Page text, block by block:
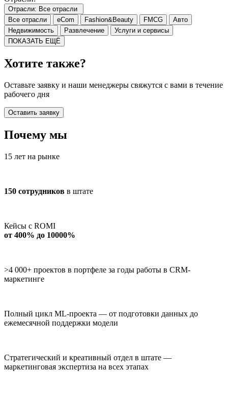
Отрасли: Все отрасли
Все отрасли
eCom Fashion&Beauty FMCG
Авто
Недвижимость
Развлечение
Услуги и сервисы
ПОКАЗАТЬ ЕЩЁ
Хотите также?
Оставьте заявку и наши менеджеры свяжутся с вами в течение
рабочего дня
Оставить заявку
Почему мы
15 лет на рынке
150 сотрудников в штате
Кейсы с ROMI
от 400% до 10000%
>4 000+ проектов в портфеле за годы работы в CRM-
маркетинге
Полный цикл ML-проекта — от подготовки данных до
ежемесячной поддержки модели
Стратегический и креативный отдел в штате —
маркетинговая экспертиза на всех этапах